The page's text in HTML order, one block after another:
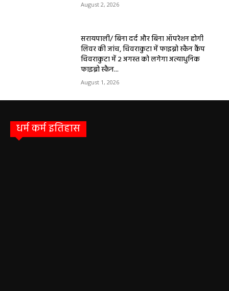
August 2, 2026
सरायपाली/ बिना दर्द और बिना ऑपरेशन होगी
लिवर की जांच, चिवराकुटा में फाइब्रो स्कैन कैंप
चिवराकुटा में 2 अगस्त को लगेगा अत्याधुनिक
फाइब्रो स्कैन...
August 1, 2026
धर्म कर्म इतिहास